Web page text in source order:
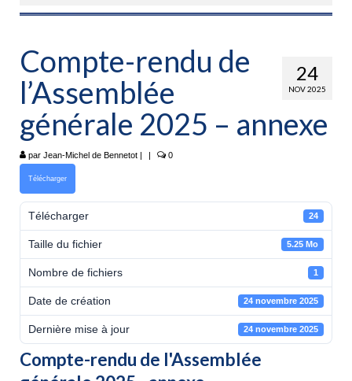
Actualité
L’association
Nos activités
Nos Animations
Contacts
Liens
La galerie photos
Espace membres
24
NOV 2025
Compte-rendu de
l’Assemblée
générale 2025 – annexe
par Jean-Michel de Bennetot | | 0
Télécharger
Télécharger 24
Taille du fichier 5.25 Mo
Nombre de fichiers 1
Date de création 24 novembre 2025
Dernière mise à jour 24 novembre 2025
Compte-rendu de l'Assemblée